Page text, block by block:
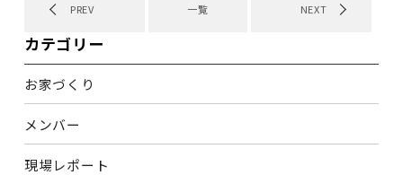
PREV 一覧 NEXT
カテゴリー
お家づくり
メンバー
現場レポート